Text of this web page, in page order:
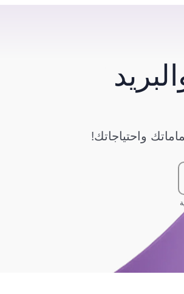
واحتياجاتك!